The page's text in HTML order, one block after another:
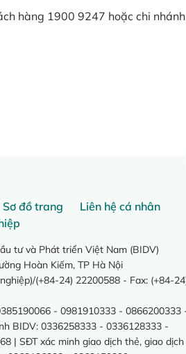
hàng 1900 9247 hoặc chi
Sơ đồ trang
Liên hệ cá nhân
tư và Phát triển Việt Nam (BIDV)
Hoàn Kiếm, TP Hà Nội
(+84-24) 22200588 - Fax: (+84-
- 0981910333 - 0866200333
BIDV: 0336258333 - 0336128333 -
| SĐT xác minh giao dịch thẻ, giao dịch